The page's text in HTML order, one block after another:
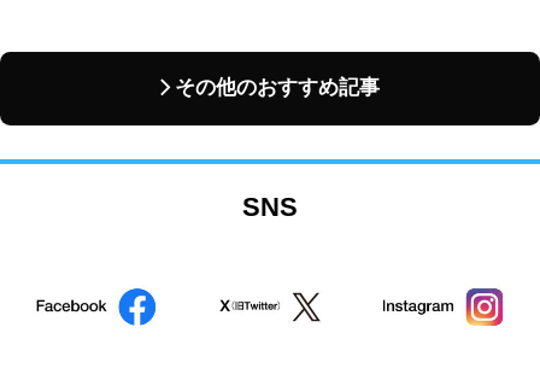
その他のおすすめ記事
SNS